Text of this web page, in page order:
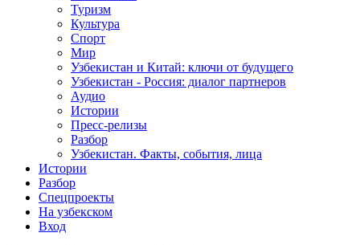
Туризм
Культура
Спорт
Мир
Узбекистан и Китай: ключи от будущего
Узбекистан - Россия: диалог партнеров
Аудио
Истории
Пресс-релизы
Разбор
Узбекистан. Факты, события, лица
Истории
Разбор
Спецпроекты
На узбекском
Вход